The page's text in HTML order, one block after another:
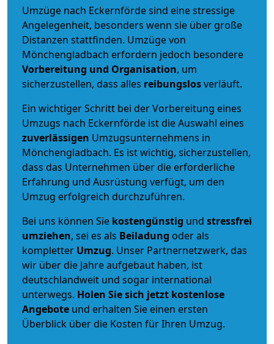
Umzüge nach Eckernförde sind eine stressige
Angelegenheit, besonders wenn sie über große
Distanzen stattfinden. Umzüge von
Mönchengladbach erfordern jedoch besondere
Vorbereitung und Organisation, um
sicherzustellen, dass alles reibungslosverläuft.
Ein wichtiger Schritt bei der Vorbereitung eines
Umzugs nach Eckernförde ist die Auswahl eines
zuverlässigen Umzugsunternehmens in
Mönchengladbach. Es ist wichtig, sicherzustellen,
dass das Unternehmen über die erforderliche
Erfahrung und Ausrüstung verfügt, um den
Umzug erfolgreich durchzuführen.
Bei uns können Sie kostengünstig und stressfrei
umziehen, sei es als Beiladung oder als
kompletter Umzug. Unser Partnernetzwerk, das
wir über die Jahre aufgebaut haben, ist
deutschlandweit und sogar international
unterwegs. Holen Sie sich jetzt kostenlose
Angebote und erhalten Sie einen ersten
Überblick über die Kosten für Ihren Umzug.